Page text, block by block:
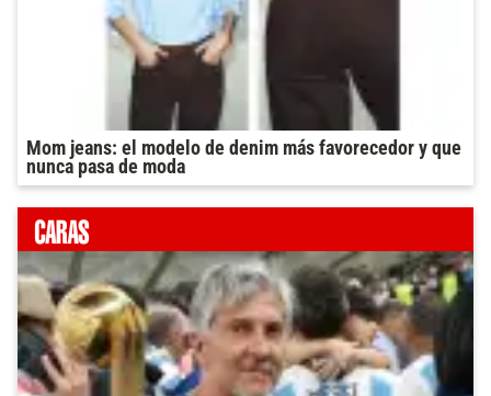
Mom jeans: el modelo de denim más favorecedor y que
nunca pasa de moda